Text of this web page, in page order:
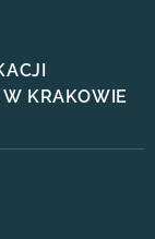
KRAKOWIE